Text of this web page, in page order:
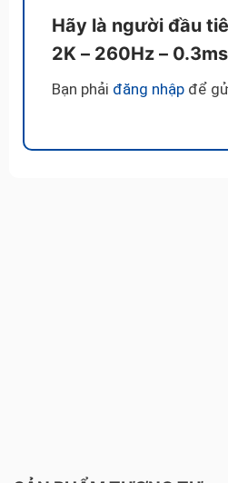
Hãy là người đầu
2K – 260Hz –
Bạn phải đăng nhậpđể